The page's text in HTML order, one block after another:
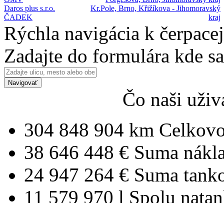
Daros plus s.r.o.
ČADEK
Kr.Pole, Brno, Křižíkova - Jihomoravský
kraj
Rýchla navigácia k
Zadajte do formulára kde
Navigovať
Čo naši
304 848 904 km
38 646 448 € Suma
24 947 264 € Suma
11 579 970 l Spolu